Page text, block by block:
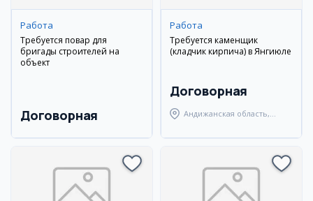
Работа
Требуется повар для
бригады строителей на
объект
Договорная
Работа
Требуется каменщик
(кладчик кирпича) в Янгиюле
Договорная
Андижанская область,